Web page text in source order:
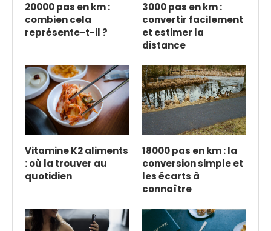
20000 pas en km :
combien cela
représente-t-il ?
3000 pas en km :
convertir facilement
et estimer la
distance
Vitamine K2 aliments
: où la trouver au
quotidien
18000 pas en km : la
conversion simple et
les écarts à
connaître